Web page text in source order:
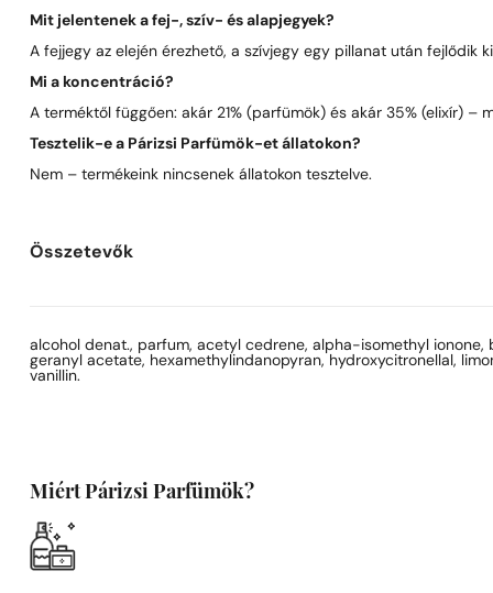
Mit jelentenek a fej-, szív- és alapjegyek?
A fejjegy az elején érezhető, a szívjegy egy pillanat után fejlődik
Mi a koncentráció?
A terméktől függően: akár 21% (parfümök) és akár 35% (elixír) –
Tesztelik-e a Párizsi Parfümök-et állatokon?
Nem – termékeink nincsenek állatokon tesztelve.
Összetevők
alcohol denat., parfum, acetyl cedrene, alpha-isomethyl
geranyl acetate, hexamethylindanopyran, hydroxycitronellal,
vanillin.
Miért Párizsi Parfümök?